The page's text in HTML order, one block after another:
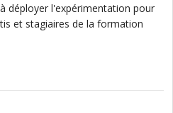
déployer l'expérimentation pour
et stagiaires de la formation